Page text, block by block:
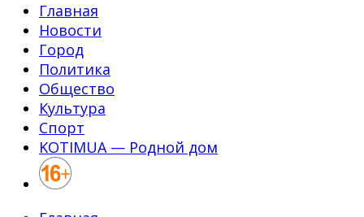
Главная
Новости
Город
Политика
Общество
Культура
Спорт
KOTIMUA — Родной дом